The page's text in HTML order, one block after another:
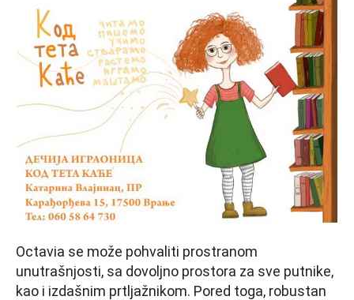
Octavia se može pohvaliti prostranom
unutrašnjosti, sa dovoljno prostora za sve putnike,
kao i izdašnim prtljažnikom. Pored toga, robustan